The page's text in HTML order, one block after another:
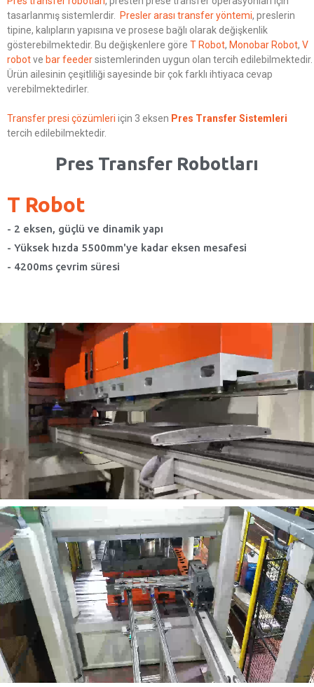
tasarlanmış sistemlerdir. Presler arası transfer yöntemi, preslerin
tipine, kalıpların yapısına ve prosese bağlı olarak değişkenlik
gösterebilmektedir. Bu değişkenlere göre T Robot, Monobar Robot, V
robotve bar feedersistemlerinden uygun olan tercih edilebilmektedir.
Ürün ailesinin çeşitliliği sayesinde bir çok farklı ihtiyaca cevap
verebilmektedirler.
Transfer presi çözümleri için 3 eksen Pres Transfer Sistemleri
tercih edilebilmektedir.
Pres Transfer Robotları
T Robot
- 2 eksen, güçlü ve dinamik yapı
- Yüksek hızda 5500mm'ye kadar eksen mesafesi
- 4200ms çevrim süresi